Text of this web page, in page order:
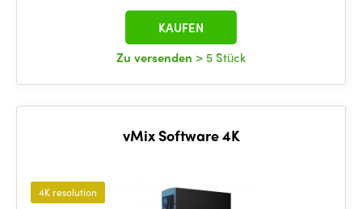
Zu versenden > 5 Stück
KAUFEN
vMix Software 4K
4K resolution